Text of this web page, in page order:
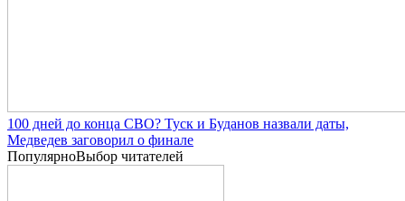
100 дней до конца СВО? Туск и Буданов назвали даты,
Медведев заговорил о финале
ПопулярноВыбор читателей